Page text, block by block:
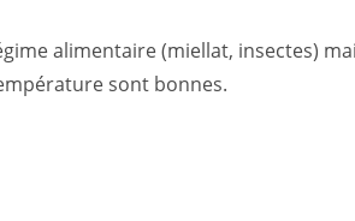
alimentaire (miellat, insectes)
sont bonnes.